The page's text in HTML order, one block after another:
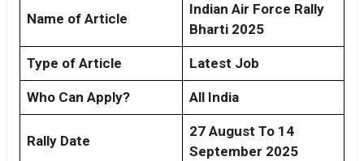
Name of Article
Indian Air Force Rally
Bharti 2025
Type of Article Latest Job
Who Can Apply? All India
Rally Date
27 August To 14
September 2025